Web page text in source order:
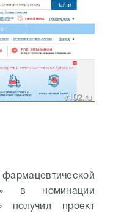
в номинации
получил проект